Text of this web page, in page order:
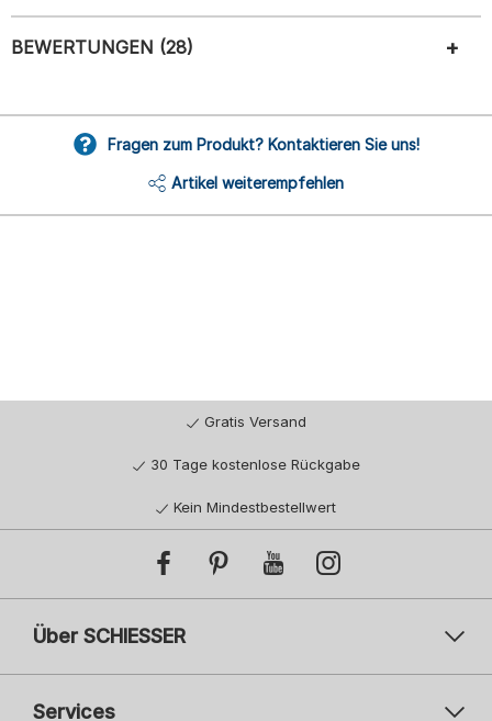
BEWERTUNGEN (28)
Fragen zum Produkt? Kontaktieren Sie uns!
Artikel weiterempfehlen
Gratis Versand
30 Tage kostenlose Rückgabe
Kein Mindestbestellwert
Über SCHIESSER
Services